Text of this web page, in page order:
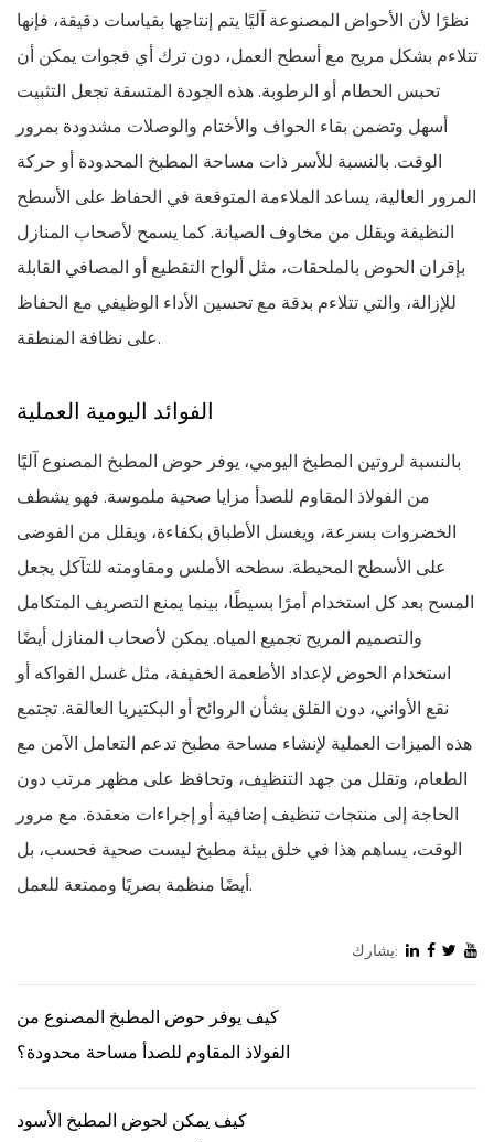
نظرًا لأن الأحواض المصنوعة آليًا يتم إنتاجها بقياسات دقيقة، فإنها
تتلاءم بشكل مريح مع أسطح العمل، دون ترك أي فجوات يمكن أن
تحبس الحطام أو الرطوبة. هذه الجودة المتسقة تجعل التثبيت
أسهل وتضمن بقاء الحواف والأختام والوصلات مشدودة بمرور
الوقت. بالنسبة للأسر ذات مساحة المطبخ المحدودة أو حركة
المرور العالية، يساعد الملاءمة المتوقعة في الحفاظ على الأسطح
النظيفة ويقلل من مخاوف الصيانة. كما يسمح لأصحاب المنازل
بإقران الحوض بالملحقات، مثل ألواح التقطيع أو المصافي القابلة
للإزالة، والتي تتلاءم بدقة مع تحسين الأداء الوظيفي مع الحفاظ
على نظافة المنطقة.
الفوائد اليومية العملية
بالنسبة لروتين المطبخ اليومي، يوفر حوض المطبخ المصنوع آليًا
من الفولاذ المقاوم للصدأ مزايا صحية ملموسة. فهو يشطف
الخضروات بسرعة، ويغسل الأطباق بكفاءة، ويقلل من الفوضى
على الأسطح المحيطة. سطحه الأملس ومقاومته للتآكل يجعل
المسح بعد كل استخدام أمرًا بسيطًا، بينما يمنع التصريف المتكامل
والتصميم المريح تجميع المياه. يمكن لأصحاب المنازل أيضًا
استخدام الحوض لإعداد الأطعمة الخفيفة، مثل غسل الفواكه أو
نقع الأواني، دون القلق بشأن الروائح أو البكتيريا العالقة. تجتمع
هذه الميزات العملية لإنشاء مساحة مطبخ تدعم التعامل الآمن مع
الطعام، وتقلل من جهد التنظيف، وتحافظ على مظهر مرتب دون
الحاجة إلى منتجات تنظيف إضافية أو إجراءات معقدة. مع مرور
الوقت، يساهم هذا في خلق بيئة مطبخ ليست صحية فحسب، بل
أيضًا منظمة بصريًا وممتعة للعمل.
يشارك:
كيف يوفر حوض المطبخ المصنوع من
الفولاذ المقاوم للصدأ مساحة محدودة؟
كيف يمكن لحوض المطبخ الأسود